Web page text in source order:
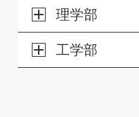
理学部
工学部